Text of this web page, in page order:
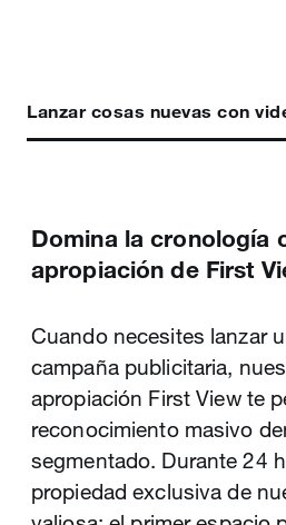
Lanzar cosas nuevas con
Domina la cronología
apropiación de First
Cuando necesites lanzar
campaña publicitaria,
apropiación First View te
reconocimiento masivo
segmentado. Durante 24
propiedad exclusiva de
Nos asociamos con
publicadores de video del
audiencias están
Aumenta la relevancia y el
presentando su
que le apasionan a tu
En un mercado saturado,
te ayudará a destacarte.
forma atractiva e
cronología. Orienta tu
interesados en tu
disparan las métricas y
marca.